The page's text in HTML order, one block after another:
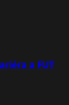
a FUT